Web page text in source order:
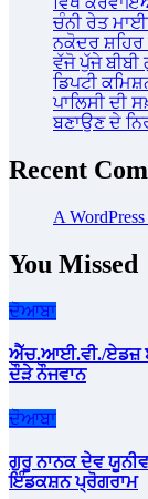
ਚੰਨੀ ਰੇਤ
ਨਕੋਦਰ ਸ਼ਹਿਰ
ਵੱਜੋ ਪੁੱਜੇ
ਡਿਪਟੀ
ਪਾਲਿਸੀ ਦੀ
ਬਣਾਉਣ ਦੇ
Recent
A
You Missed
ਦੋਆਬਾ
ਐੱਚ.ਆਈ.ਵੀ./ਏਡਜ਼
ਦੌੜੇ ਨੌਜਵਾਨ
ਦੋਆਬਾ
ਗੁਰੂ ਨਾਨਕ ਦੇਵ
ਇੰਡਕਸ਼ਨ ਪ੍ਰੋਗਰਾਮ